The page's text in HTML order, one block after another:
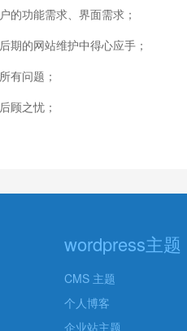
的功能需求、界面需求；
期的网站维护中得心应手；
有问题；
顾之忧；
wordpress主题
CMS 主题
个人博客
企业站主题